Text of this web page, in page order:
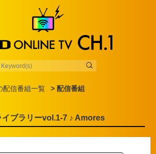
配信番組一覧 > 配信番組
ブラリーvol.1-7 ♪ Amores